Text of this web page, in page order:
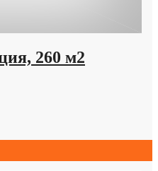
260 м2